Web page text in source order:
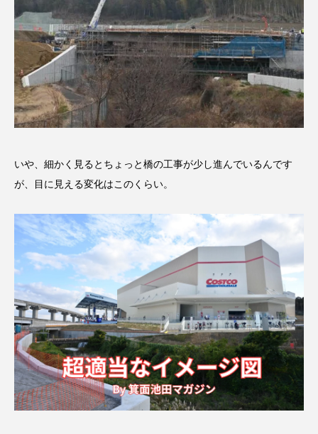
いや、細かく見るとちょっと橋の工事が少し進んでいるんです
が、目に見える変化はこのくらい。